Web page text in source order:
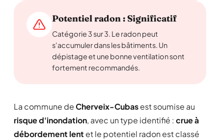
Potentiel radon : Significatif
Catégorie 3 sur 3. Le radon peut
s'accumuler dans les bâtiments. Un
dépistage et une bonne ventilation sont
fortement recommandés.
La commune deCherveix-Cubasest soumise au
risque d'inondation, avec un type identifié : crue à
débordement lent et le potentiel radon est classé